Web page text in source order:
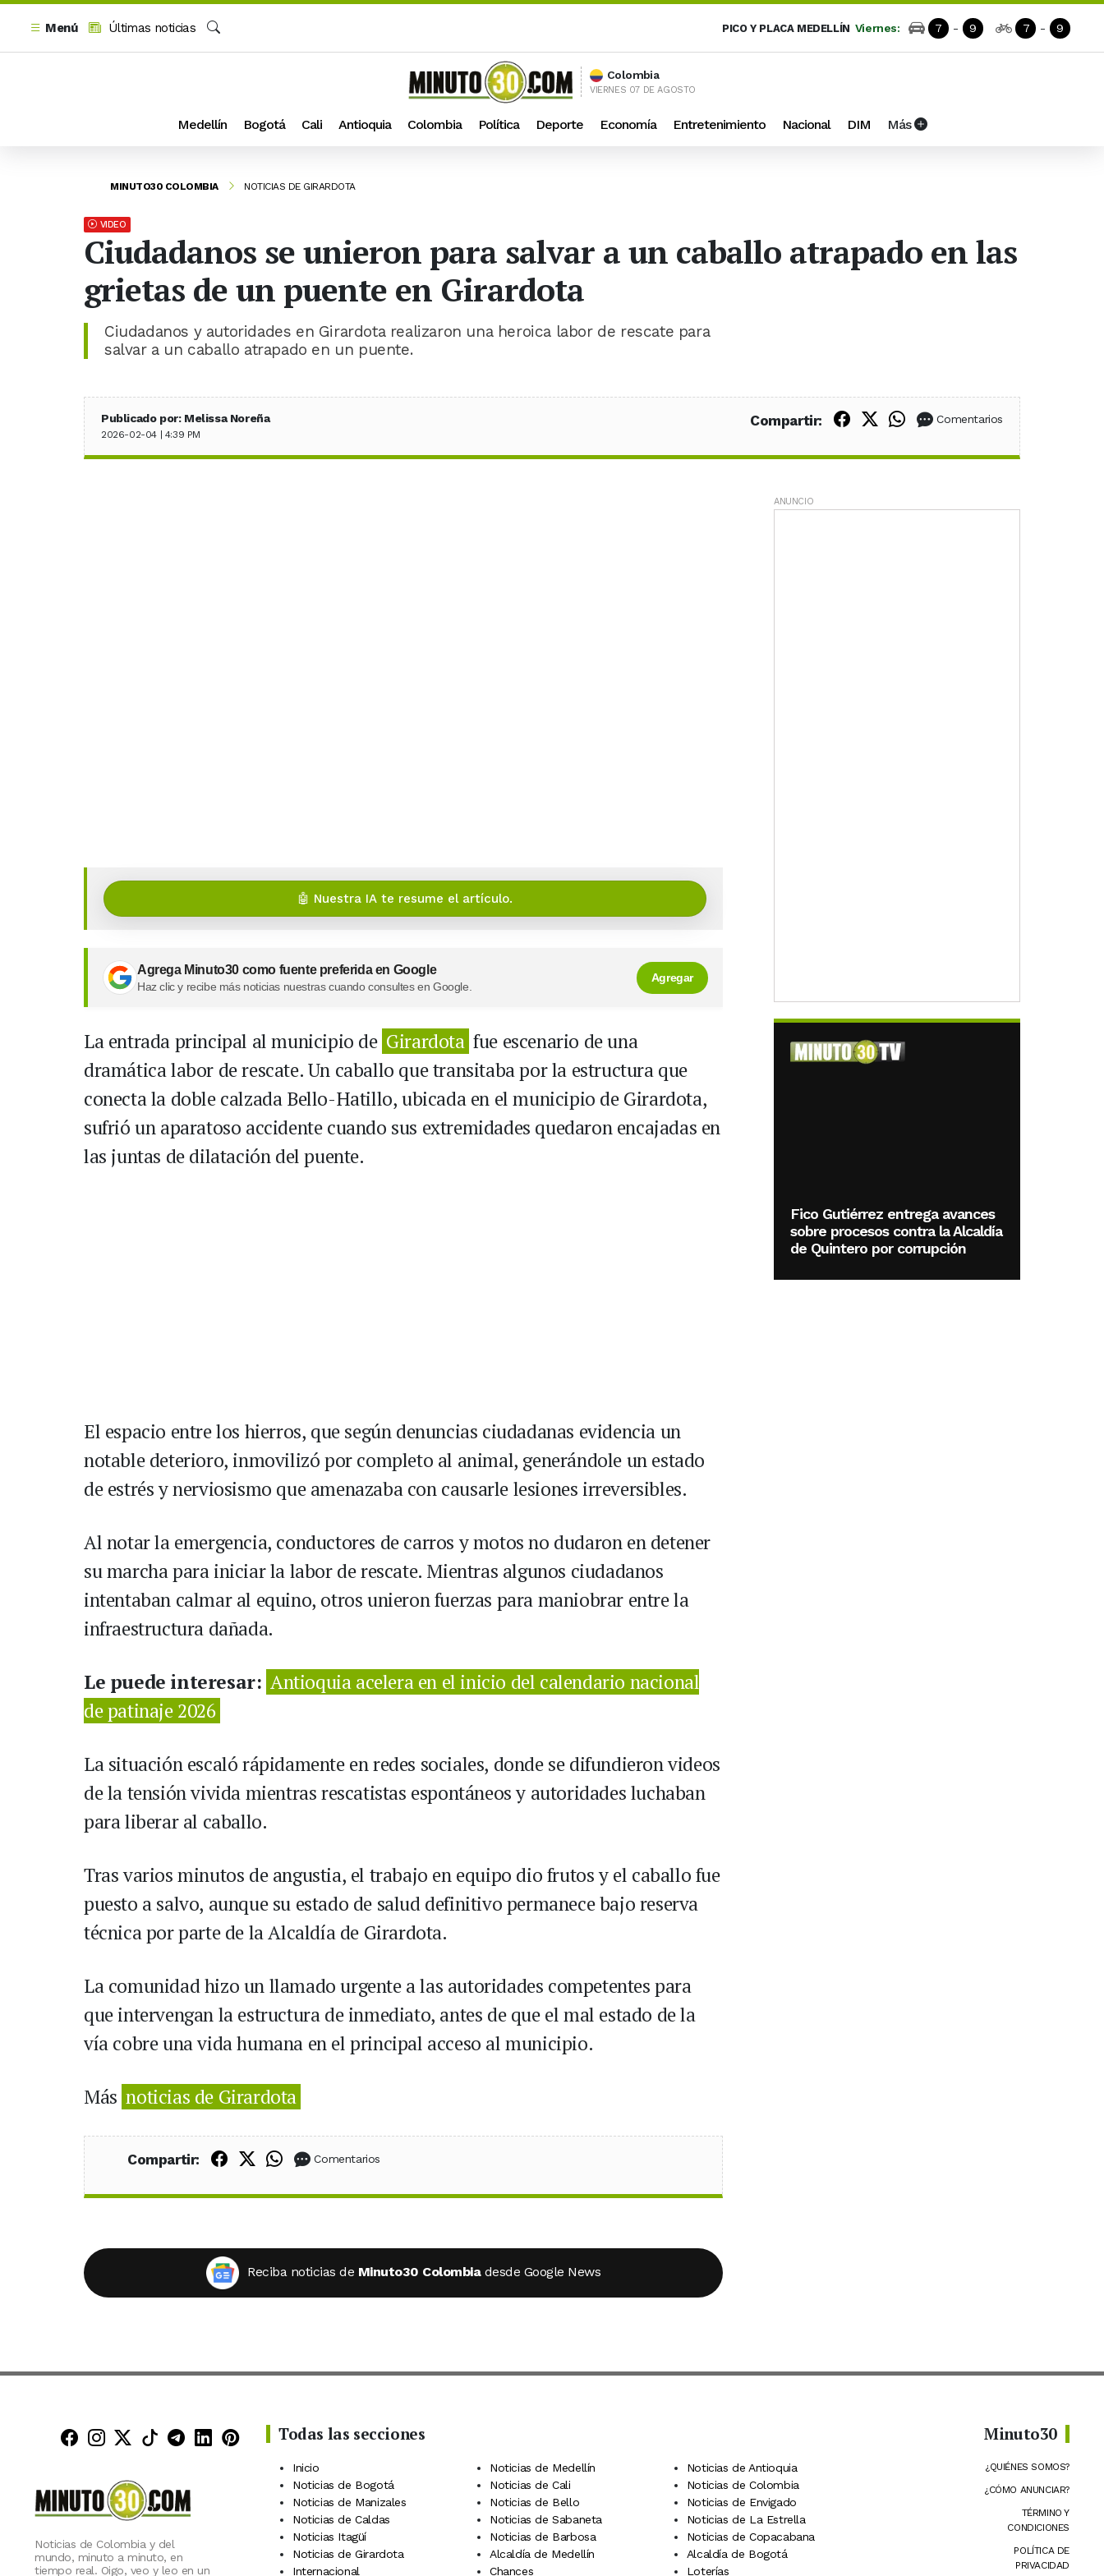
Menú
Últimas noticias
PICO Y PLACA MEDELLÍN Viernes: 7 - 9 7 - 9
Colombia
VIERNES 07 DE AGOSTO
Medellín Bogotá Cali Antioquia Colombia Política Deporte Economía Entretenimiento Nacional DIM Más
MINUTO30 COLOMBIA NOTICIAS DE GIRARDOTA
VIDEO
Ciudadanos se unieron para salvar a un caballo atrapado en las
grietas de un puente en Girardota
Ciudadanos y autoridades en Girardota realizaron una heroica labor de rescate para
salvar a un caballo atrapado en un puente.
Publicado por: Melissa Noreña
2026-02-04 | 4:39 PM
Compartir: Compartir en Facebook
Compartir en X (Twitter)
Compartir en WhatsApp
Comentarios
🤖 Nuestra IA te resume el artículo.
Agrega Minuto30 como fuente preferida en Google
Haz clic y recibe más noticias nuestras cuando consultes en Google.
Agregar
La entrada principal al municipio de Girardota fue escenario de una
dramática labor de rescate. Un caballo que transitaba por la estructura que
conecta la doble calzada Bello-Hatillo, ubicada en el municipio de Girardota,
sufrió un aparatoso accidente cuando sus extremidades quedaron encajadas en
las juntas de dilatación del puente.
El espacio entre los hierros, que según denuncias ciudadanas evidencia un
notable deterioro, inmovilizó por completo al animal, generándole un estado
de estrés y nerviosismo que amenazaba con causarle lesiones irreversibles.
Al notar la emergencia, conductores de carros y motos no dudaron en detener
su marcha para iniciar la labor de rescate. Mientras algunos ciudadanos
intentaban calmar al equino, otros unieron fuerzas para maniobrar entre la
infraestructura dañada.
Le puede interesar: Antioquia acelera en el inicio del calendario nacional
de patinaje 2026
La situación escaló rápidamente en redes sociales, donde se difundieron videos
de la tensión vivida mientras rescatistas espontáneos y autoridades luchaban
para liberar al caballo.
Tras varios minutos de angustia, el trabajo en equipo dio frutos y el caballo fue
puesto a salvo, aunque su estado de salud definitivo permanece bajo reserva
técnica por parte de la Alcaldía de Girardota.
La comunidad hizo un llamado urgente a las autoridades competentes para
que intervengan la estructura de inmediato, antes de que el mal estado de la
vía cobre una vida humana en el principal acceso al municipio.
Más noticias de Girardota
Compartir: Compartir en Facebook
Compartir en X (Twitter)
Compartir en WhatsApp
Comentarios
Reciba noticias de Minuto30 Colombia desde Google News
ANUNCIO
Fico Gutiérrez entrega avances
sobre procesos contra la Alcaldía
de Quintero por corrupción
Minuto30 en Facebook
Minuto30 en Instagram
Minuto30 en X (Twitter)
Minuto30 en TikTok
Canal de Minuto30 en Telegram
Minuto30 en LinkedIn
Minuto30 en Pinterest
Noticias de Colombia y del
mundo, minuto a minuto, en
tiempo real. Oigo, veo y leo en un
Todas las secciones
Inicio Noticias de Medellín
Noticias de Antioquia
Noticias de Bogotá
Noticias de Cali
Noticias de Colombia
Noticias de Manizales
Noticias de Bello
Noticias de Envigado
Noticias de Caldas
Noticias de Sabaneta
Noticias de La Estrella
Noticias Itagüí
Noticias de Barbosa
Noticias de Copacabana
Noticias de Girardota
Alcaldía de Medellín
Alcaldía de Bogotá
Internacional
Chances Loterías
Minuto30
¿QUIÉNES SOMOS?
¿CÓMO ANUNCIAR?
TÉRMINO Y
CONDICIONES
POLÍTICA DE
PRIVACIDAD